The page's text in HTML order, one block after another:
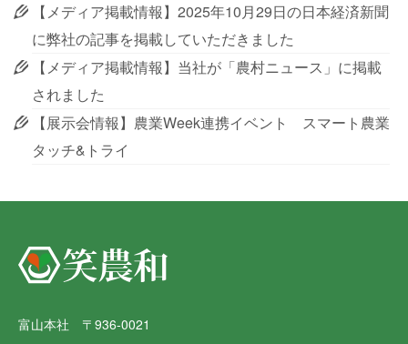
【メディア掲載情報】2025年10月29日の日本経済新聞
に弊社の記事を掲載していただきました
【メディア掲載情報】当社が「農村ニュース」に掲載
されました
【展示会情報】農業Week連携イベント スマート農業
タッチ&トライ
富山本社 〒936-0021